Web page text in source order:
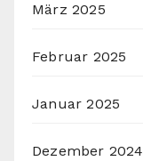
März 2025
Februar 2025
Januar 2025
Dezember 2024